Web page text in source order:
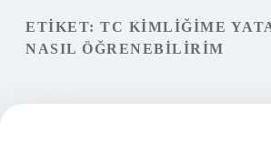
Hakkımızda
ETIKET: TC KIMLIĞIME
NASIL ÖĞRENEBILIRIM